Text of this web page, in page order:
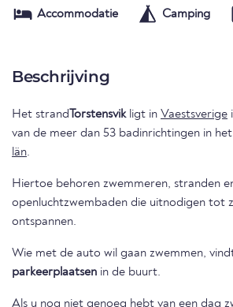
Accommodatie Camping
Beschrijving
Het strand Torstensvikligt in Vaestsverige
van de meer dan 53 badinrichtingen in
län.
Hiertoe behoren zwemmeren, stranden
openluchtzwembaden die uitnodigen tot
ontspannen.
Wie met de auto wil gaan zwemmen,
parkeerplaatsen in de buurt.
Als u nog niet genoeg hebt van een dag